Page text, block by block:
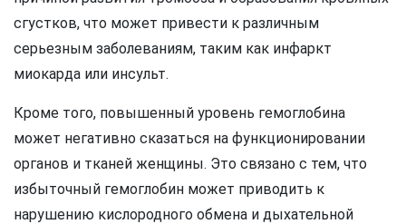
сгустков, что может привести к различным
серьезным заболеваниям, таким как инфаркт
миокарда или инсульт.
Кроме того, повышенный уровень гемоглобина
может негативно сказаться на функционировании
органов и тканей женщины. Это связано с тем, что
избыточный гемоглобин может приводить к
нарушению кислородного обмена и дыхательной